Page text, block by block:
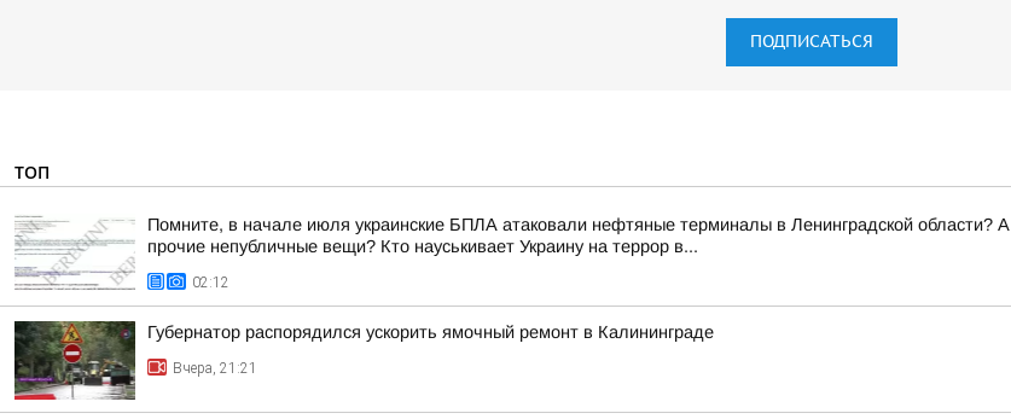
ПОДПИСАТЬСЯ
ТОП
Помните, в начале июля украинские БПЛА атаковали нефтяные терминалы в Ленинградской области?
прочие непубличные вещи? Кто науськивает Украину на террор в...
02:12
Губернатор распорядился ускорить ямочный ремонт в Калининграде
Вчера, 21:21